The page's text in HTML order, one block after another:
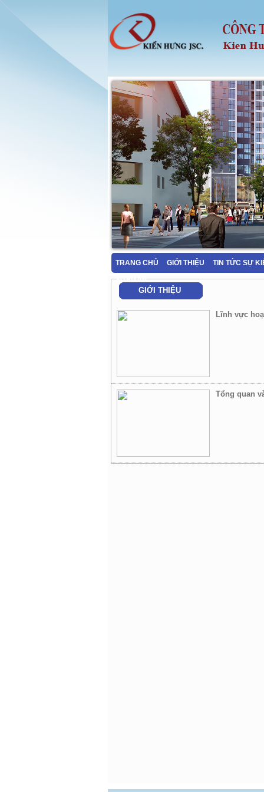
TRANG CHỦ GIỚI THIỆU
TIN TỨC SỰ
SITEMAP
GIỚI THIỆU
Lĩnh vực
Tổng quan